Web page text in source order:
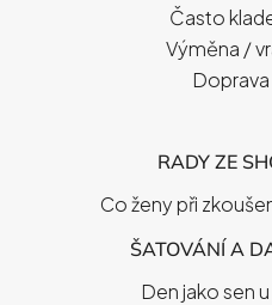
Často
Výměna /
RADY ZE
Co ženy při
ŠATOVÁNÍ A
Den jako sen